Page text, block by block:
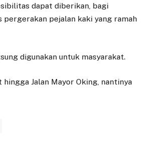
dapat diberikan, bagi
pejalan kaki yang ramah
digunakan untuk masyarakat.
Jalan Mayor Oking, nantinya